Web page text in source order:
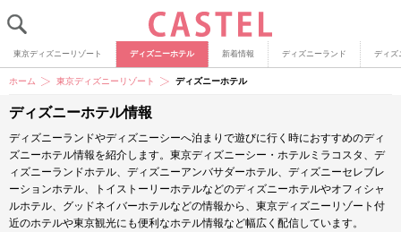
東京ディズニーリゾート ディズニーホテル 新着情報 ディズニーランド ディズ
ホーム 東京ディズニーリゾート ディズニーホテル
ディズニーホテル情報
ディズニーランドやディズニーシーへ泊まりで遊びに行く時におすすめのディ
ズニーホテル情報を紹介します。東京ディズニーシー・ホテルミラコスタ、デ
ィズニーランドホテル、ディズニーアンバサダーホテル、ディズニーセレブレ
ーションホテル、トイストーリーホテルなどのディズニーホテルやオフィシャ
ルホテル、グッドネイバーホテルなどの情報から、東京ディズニーリゾート付
近のホテルや東京観光にも便利なホテル情報など幅広く配信しています。